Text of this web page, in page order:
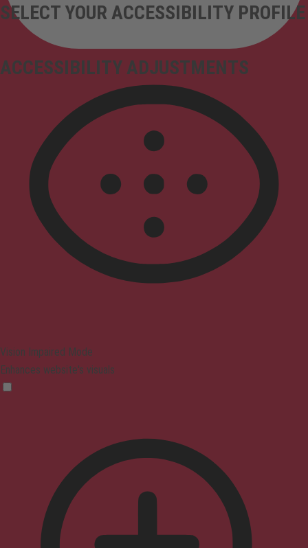
ACCESSIBILITY ADJUSTMENTS
SELECT YOUR ACCESSIBILITY PROFILE
Vision Impaired Mode
Enhances website's visuals